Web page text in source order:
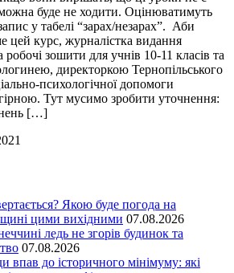
буде не ходити. Оцінюватимуть
у табелі “зарах/незарах”. Аби
цей курс, журналістка видання
зошити для учнів 10-11 класів та
директоркою Тернопільського
психологічної допомоги
Тут мусимо зробити уточнення:
[…]
Якою буде погода на
цими вихідними 07.08.2026
ледь не згорів будинок та
07.08.2026
впав до історичного мінімуму: які